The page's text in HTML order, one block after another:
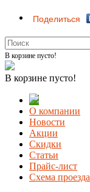
Поделиться
В корзине пусто!
В корзине пусто!
О компании
Новости
Акции
Скидки
Статьи
Прайс-лист
Схема проезда